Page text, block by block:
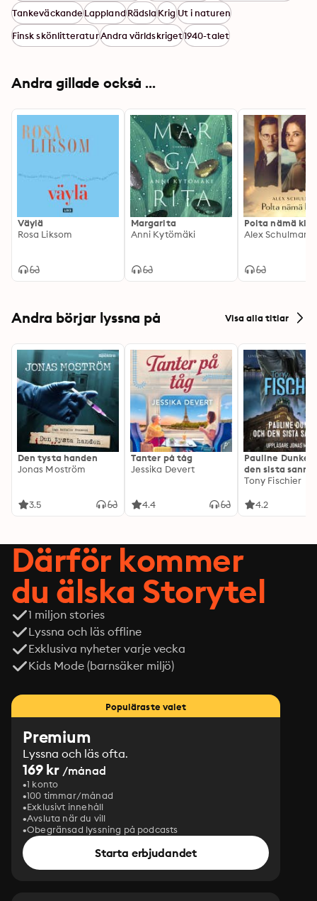
TankeväckandeLapplandRädslaKrigUt i naturen
Finsk skönlitteraturAndra världskriget1940-talet
Andra gillade också ...
Väylä
Rosa Liksom
Margarita
Anni Kytömäki
Polta nämä
Alex Schulman
Andra börjar lyssna på Visa alla titlar
Den tysta handen
Jonas Moström
3.5
Tanter på tåg
Jessika Devert
4.4
Pauline Dunker
den sista
Tony Fischier
4.2
Därför kommer
du älska Storytel
1 miljon stories
Lyssna och läs offline
Exklusiva nyheter varje vecka
Kids Mode (barnsäker miljö)
Populäraste valet
Premium
Lyssna och läs ofta.
169 kr /månad
1 konto
100 timmar/månad
Exklusivt innehåll
Avsluta när du vill
Obegränsad lyssning på podcasts
Starta erbjudandet